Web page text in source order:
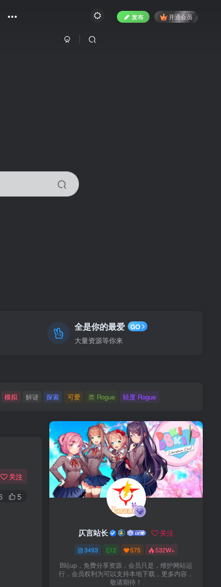
发布 开通会员
全是你的最爱 GO
大量资源等你来
模拟 解谜 探索 可爱 类 Rogue 轻度 Rogue
关注
5
仄言站长 关注
3493 2 575 532W+
B站up，免费分享资源，会员只是，维护网站运
行，会员权利为可以支持本地下载，更多内容，
敬请期待！